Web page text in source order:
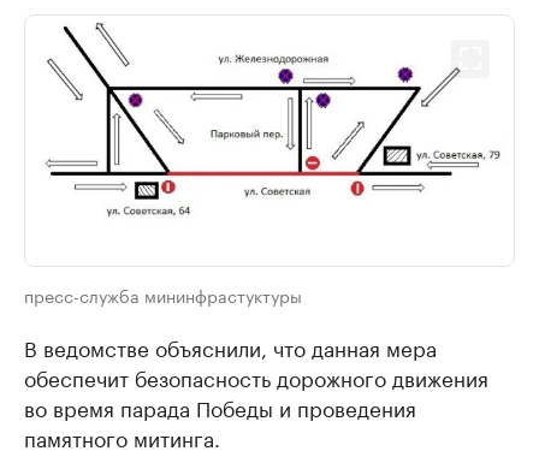
пресс-служба мининфрастуктуры
В ведомстве объяснили, что данная мера
обеспечит безопасность дорожного движения
во время парада Победы и проведения
памятного митинга.